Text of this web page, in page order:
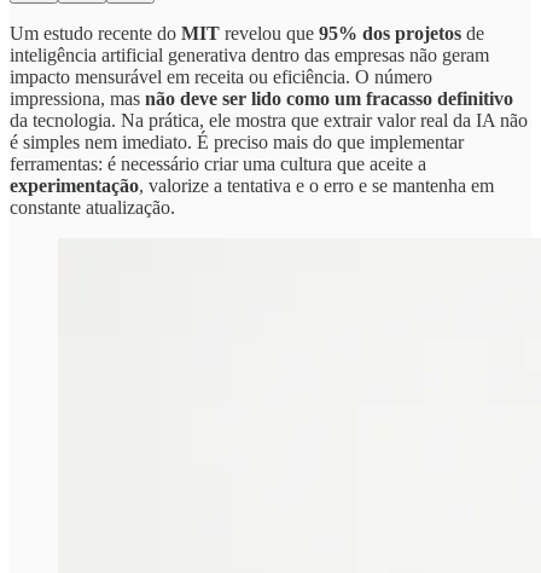
Um estudo recente do MIT revelou que 95% dos projetos de
inteligência artificial generativa dentro das empresas não geram
impacto mensurável em receita ou eficiência. O número
impressiona, mas não deve ser lido como um fracasso definitivo
da tecnologia. Na prática, ele mostra que extrair valor real da IA não
é simples nem imediato. É preciso mais do que implementar
ferramentas: é necessário criar uma cultura que aceite a
experimentação, valorize a tentativa e o erro e se mantenha em
constante atualização.